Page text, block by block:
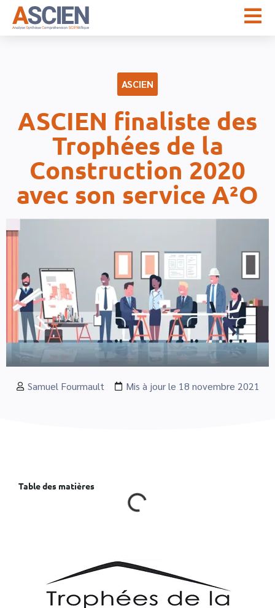
ASCIEN
ASCIEN finaliste des
Trophées de la
Construction 2020
avec son service A²O
Samuel Fourmault Mis à jour le 18 novembre 2021
Table des matières